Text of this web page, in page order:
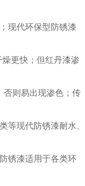
现代环保型防锈漆
更快；但红丹漆渗
否则易出现渗色；传
等现代防锈漆耐水、
锈漆适用于各类环